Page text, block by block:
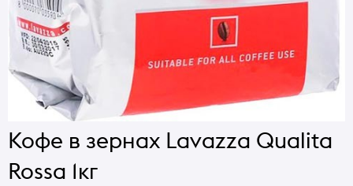
Кофе в зернах Lavazza Qualita
Rossa 1кг